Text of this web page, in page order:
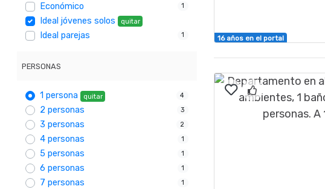
Económico 1
Ideal jóvenes solos quitar
Ideal parejas 1
PERSONAS
1 persona quitar 4
2 personas 3
3 personas 2
4 personas 1
5 personas 1
6 personas 1
7 personas 1
16 años en el portal